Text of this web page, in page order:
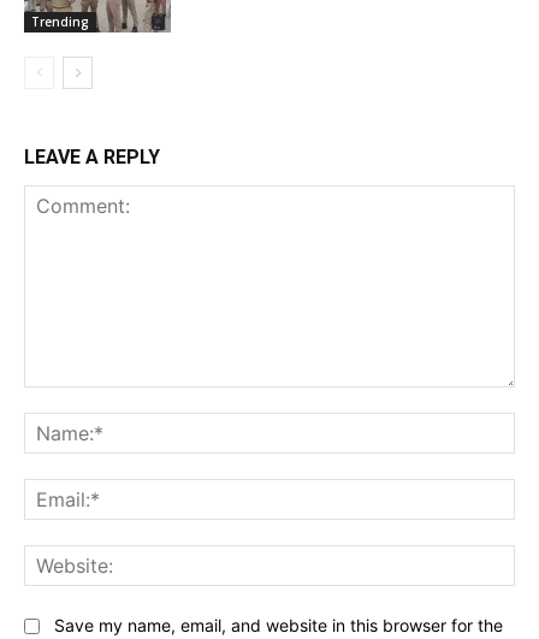
Trending
LEAVE A REPLY
Save my name, email, and website in this browser for the